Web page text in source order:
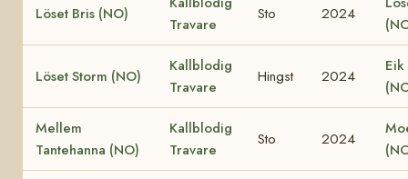
Löset Bris (NO)
Travare
Sto 2024
Löset Storm (NO)
Kallblodig
Travare
Hingst 2024
Mellem
Tantehanna (NO)
Kallblodig
Travare
Sto 2024